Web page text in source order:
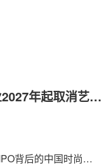
中国传媒大学部分艺术类专业2027年起取消艺考，实行文化课录取。
从ZARA母公司的市值看SHEIN赴港IPO背后的中国时尚力量